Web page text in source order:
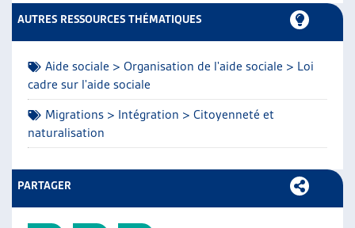
GUIDE SOCIAL ROMAND
L’ASSOCIATION
PROJETS ET ACTIVITÉS
JOURNÉES D’AUTOMNE
AUTRES RESSOURCES THÉMATIQUES
Aide sociale > Organisation de l'aide sociale > Loi
cadre sur l'aide sociale
Migrations > Intégration > Citoyenneté et
naturalisation
PARTAGER